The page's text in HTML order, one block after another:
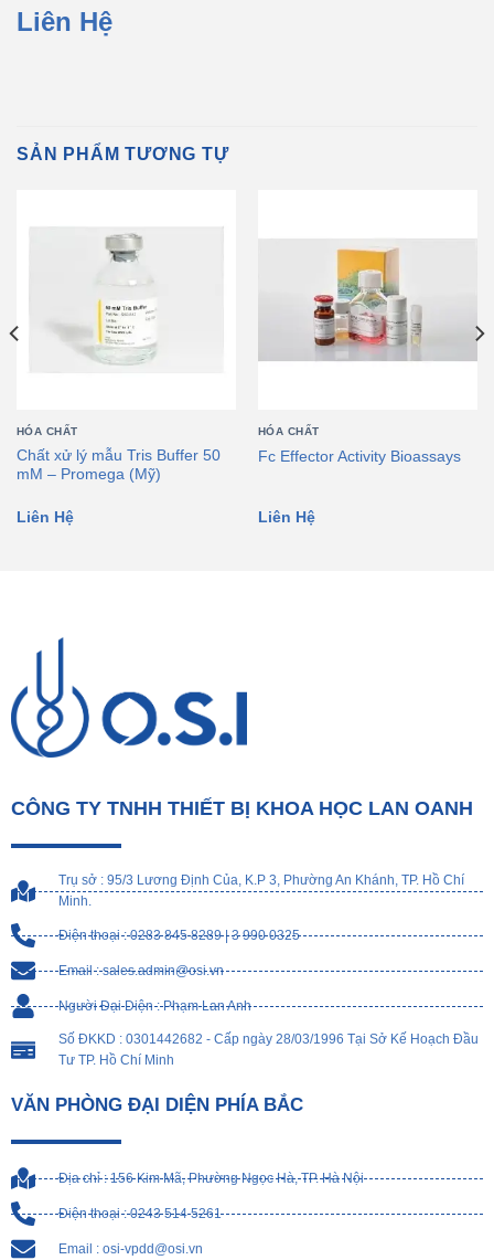
Liên Hệ
SẢN PHẨM TƯƠNG TỰ
HÓA CHẤT
Chất xử lý mẫu Tris Buffer 50
mM – Promega (Mỹ)
Liên Hệ
HÓA CHẤT
Fc Effector Activity Bioassays
Liên Hệ
CÔNG TY TNHH THIẾT BỊ KHOA HỌC LAN OANH
Trụ sở : 95/3 Lương Định Của, K.P 3, Phường An Khánh, TP. Hồ Chí
Minh.
Điện thoại : 0283 845 8289 | 3 990 0325
Email : sales.admin@osi.vn
Người Đại Diện : Phạm Lan Anh
Số ĐKKD : 0301442682 - Cấp ngày 28/03/1996 Tại Sở Kế Hoạch Đầu
Tư TP. Hồ Chí Minh
VĂN PHÒNG ĐẠI DIỆN PHÍA BẮC
Địa chỉ : 156 Kim Mã, Phường Ngọc Hà, TP. Hà Nội
Điện thoại : 0243 514 5261
Email : osi-vpdd@osi.vn